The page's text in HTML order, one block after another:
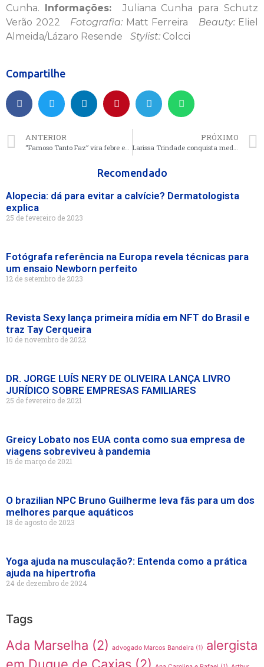
Cunha. Informações:
Juliana Cunha para Schutz
Verão 2022
Fotografia: Matt Ferreira Beauty:Eliel
Almeida/Lázaro Resende
Stylist: Colcci
Compartilhe
ANTERIOR
“Famoso Tanto Faz” vira febre entre influencers no Tik Tok
PRÓXIMO
Larissa Trindade conquista medalha de ouro no Pan Americano
Recomendado
Alopecia: dá para evitar a calvície? Dermatologista
explica
25 de fevereiro de 2023
Fotógrafa referência na Europa revela técnicas para
um ensaio Newborn perfeito
12 de setembro de 2023
Revista Sexy lança primeira mídia em NFT do Brasil e
traz Tay Cerqueira
10 de novembro de 2022
DR. JORGE LUÍS NERY DE OLIVEIRA LANÇA LIVRO
JURÍDICO SOBRE EMPRESAS FAMILIARES
25 de fevereiro de 2021
Greicy Lobato nos EUA conta como sua empresa de
viagens sobreviveu à pandemia
15 de março de 2021
O brazilian NPC Bruno Guilherme leva fãs para um dos
melhores parque aquáticos
18 de agosto de 2023
Yoga ajuda na musculação?: Entenda como a prática
ajuda na hipertrofia
24 de dezembro de 2024
Tags
Ada Marselha (2) advogado Marcos Bandeira (1) alergista